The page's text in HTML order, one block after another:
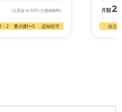
(入居金16万円 +介護保険料)
・2 要介護1〜5 認知症可
月額
自立